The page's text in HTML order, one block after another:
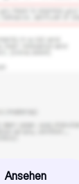
Ansehen